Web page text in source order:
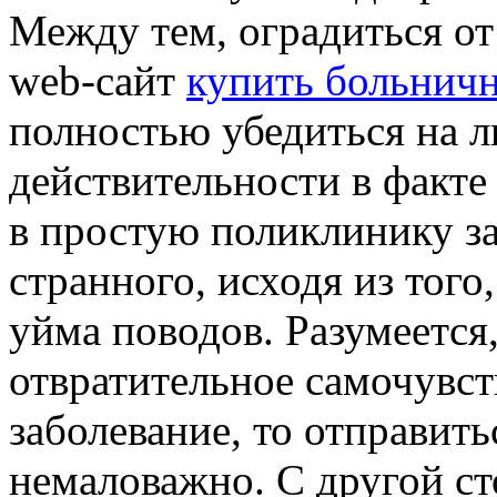
Между тем, оградиться
web-сайт купить
полностью убедиться на
действительности в
в простую поликлинику
странного, исходя из
уйма поводов.
отвратительное
заболевание, то
немаловажно. С другой